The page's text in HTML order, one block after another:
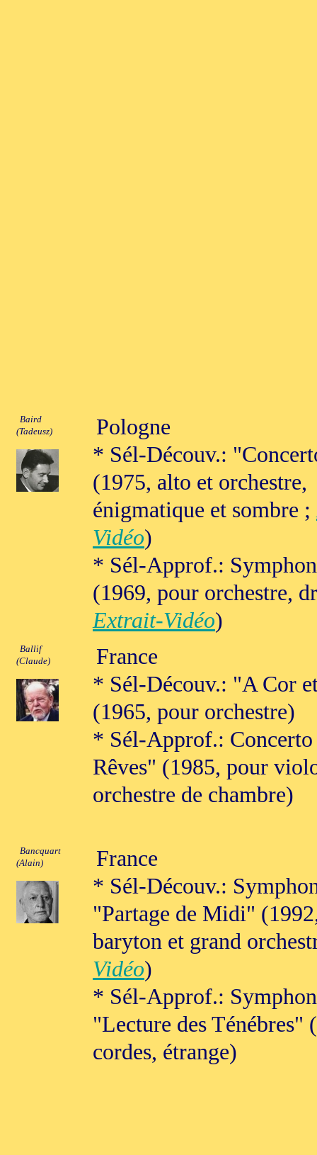
Baird
(Tadeusz)
Pologne
* Sél-Découv.:
(1975, alto et orchestre,
énigmatique et sombre ;
Vidéo)
* Sél-Approf.:
(1969, pour orchestre,
Extrait-Vidéo)
Ballif
(Claude)
France
* Sél-Découv.: "A Cor
(1965, pour orchestre)
* Sél-Approf.:
Rêves" (1985, pour
orchestre de chambre)
Bancquart
(Alain)
France
* Sél-Découv.:
"Partage de Midi"
baryton et grand
Vidéo)
* Sél-Approf.:
"Lecture des Ténébres"
cordes, étrange)